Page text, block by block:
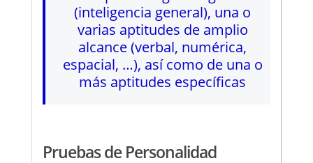
(inteligencia general), una o
varias aptitudes de amplio
alcance (verbal, numérica,
espacial, …), así como de una o
más aptitudes específicas
Pruebas de Personalidad